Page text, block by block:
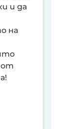
и да
на
от